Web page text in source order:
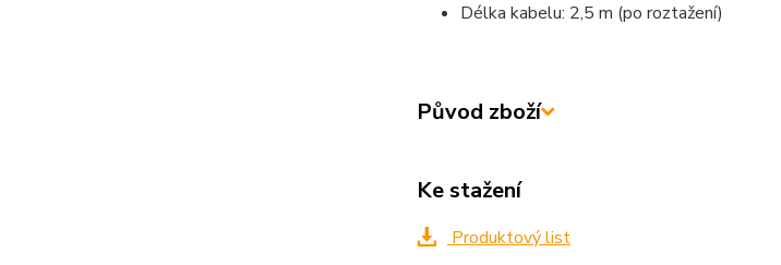
Délka kabelu: 2,5 m (po roztažení)
Původ zboží
Ke stažení
Produktový list